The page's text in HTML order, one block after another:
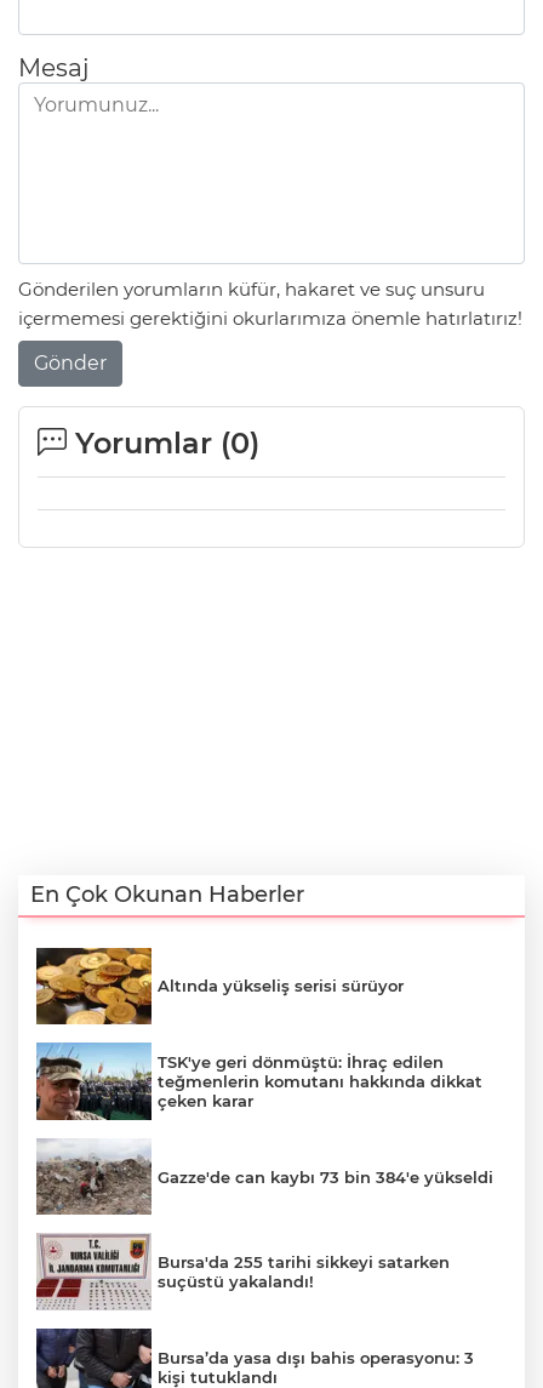
Mesaj
Gönderilen yorumların küfür, hakaret ve suç unsuru
içermemesi gerektiğini okurlarımıza önemle hatırlatırız!
Gönder
Yorumlar (0)
En Çok Okunan Haberler
Altında yükseliş serisi sürüyor
TSK'ye geri dönmüştü: İhraç edilen
teğmenlerin komutanı hakkında dikkat
çeken karar
Gazze'de can kaybı 73 bin 384'e yükseldi
Bursa'da 255 tarihi sikkeyi satarken
suçüstü yakalandı!
Bursa’da yasa dışı bahis operasyonu: 3
kişi tutuklandı